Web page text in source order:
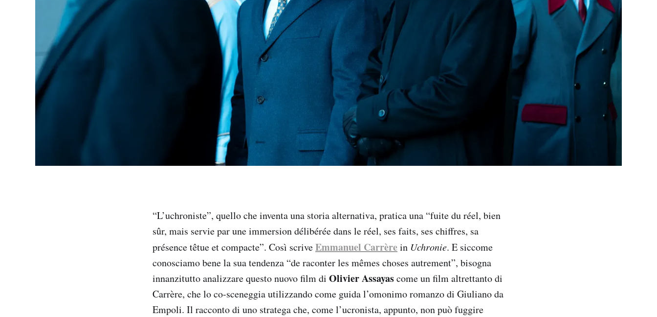
“L’uchroniste”, quello che inventa una storia alternativa, pratica una “fuite du réel, bien
sûr, mais servie par une immersion délibérée dans le réel, ses faits, ses chiffres, sa
présence têtue et compacte”. Così scriveEmmanuel Carrèrein Uchronie. E siccome
conosciamo bene la sua tendenza “de raconter les mêmes choses autrement”, bisogna
innanzitutto analizzare questo nuovo film di OlivierAssayascome un film altrettanto di
Carrère, che lo co-sceneggia utilizzando come guida l’omonimo romanzo di Giuliano da
Empoli. Il racconto di uno stratega che, come l’ucronista, appunto, non può fuggire